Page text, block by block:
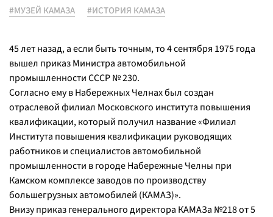
#МУЗЕЙ КАМАЗА #ИСТОРИЯ КАМАЗА
45 лет назад, а если быть точным, то 4 сентября 1975 года
вышел приказ Министра автомобильной
промышленности СССР № 230.
Согласно ему в Набережных Челнах был создан
отраслевой филиал Московского института повышения
квалификации, который получил название «Филиал
Института повышения квалификации руководящих
работников и специалистов автомобильной
промышленности в городе Набережные Челны при
Камском комплексе заводов по производству
большегрузных автомобилей (КАМАЗ)».
Внизу приказ генерального директора КАМАЗа №218 от 5